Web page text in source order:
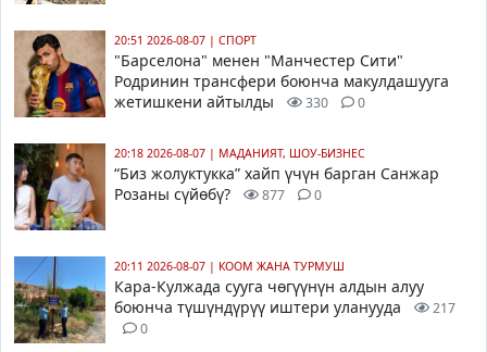
20:51 2026-08-07 | СПОРТ
"Барселона" менен "Манчестер Сити"
Родринин трансфери боюнча макулдашууга
жетишкени айтылды
330 0
20:18 2026-08-07 | МАДАНИЯТ, ШОУ-БИЗНЕС
“Биз жолуктукка” хайп үчүн барган Санжар
Розаны сүйөбү?
877 0
20:11 2026-08-07 | КООМ ЖАНА ТУРМУШ
Кара-Кулжада сууга чөгүүнүн алдын алуу
боюнча түшүндүрүү иштери уланууда
217
0